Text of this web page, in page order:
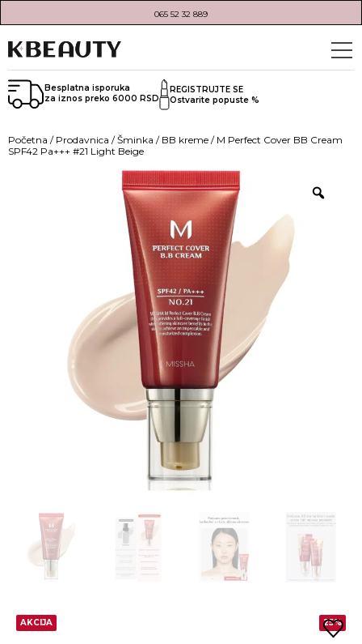
065 52 32 889
Besplatna isporuka
za iznos preko 6000 RSD
REGISTRUJTE SE
Ostvarite popuste %
Početna / Prodavnica /Šminka / BB kreme / M Perfect Cover BB Cream
SPF42 Pa+++ #21 Light Beige
AKCIJA 25%